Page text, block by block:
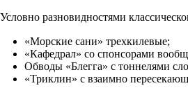
Условно разновидностями
«Морские сани» трехкилевые;
«Кафедрал» со спонсорами
Обводы «Блегга» с тоннелями
«Триклин» с взаимно